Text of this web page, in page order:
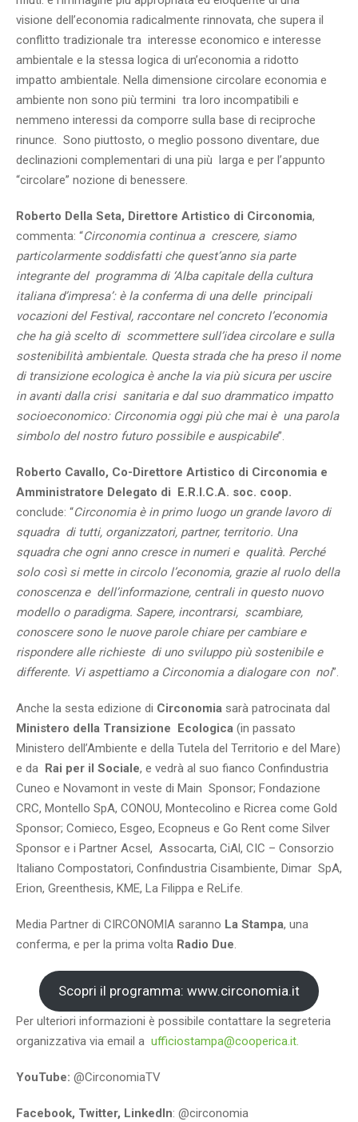
visione dell’economia radicalmente rinnovata, che supera il
conflitto tradizionale tra interesse economico e interesse
ambientale e la stessa logica di un’economia a ridotto
impatto ambientale. Nella dimensione circolare economia e
ambiente non sono più termini tra loro incompatibili e
nemmeno interessi da comporre sulla base di reciproche
rinunce. Sono piuttosto, o meglio possono diventare, due
declinazioni complementari di una più larga e per l’appunto
“circolare” nozione di benessere.
Roberto Della Seta, Direttore Artistico di Circonomia,
commenta: “Circonomia continua a crescere, siamo
particolarmente soddisfatti che quest’anno sia parte
integrante del programma di ‘Alba capitale della cultura
italiana d’impresa’: è la conferma di una delle principali
vocazioni del Festival, raccontare nel concreto l’economia
che ha già scelto di scommettere sull’idea circolare e sulla
sostenibilità ambientale. Questa strada che ha preso il nome
di transizione ecologica è anche la via più sicura per uscire
in avanti dalla crisi sanitaria e dal suo drammatico impatto
socioeconomico: Circonomia oggi più che mai è una parola
simbolo del nostro futuro possibile e auspicabile”.
Roberto Cavallo, Co-Direttore Artistico di Circonomia e
Amministratore Delegato di E.R.I.C.A. soc. coop.
conclude: “Circonomia è in primo luogo un grande lavoro di
squadra di tutti, organizzatori, partner, territorio. Una
squadra che ogni anno cresce in numeri e qualità. Perché
solo così si mette in circolo l’economia, grazie al ruolo della
conoscenza e dell’informazione, centrali in questo nuovo
modello o paradigma. Sapere, incontrarsi, scambiare,
conoscere sono le nuove parole chiare per cambiare e
rispondere alle richieste di uno sviluppo più sostenibile e
differente. Vi aspettiamo a Circonomia a dialogare con noi”.
Anche la sesta edizione di Circonomia sarà patrocinata dal
Ministero della Transizione Ecologica (in passato
Ministero dell’Ambiente e della Tutela del Territorio e del Mare)
e da Rai per il Sociale, e vedrà al suo fianco Confindustria
Cuneo e Novamont in veste di Main Sponsor; Fondazione
CRC, Montello SpA, CONOU, Montecolino e Ricrea come Gold
Sponsor; Comieco, Esgeo, Ecopneus e Go Rent come Silver
Sponsor e i Partner Acsel, Assocarta, CiAl, CIC – Consorzio
Italiano Compostatori, Confindustria Cisambiente, Dimar SpA,
Erion, Greenthesis, KME, La Filippa e ReLife.
Media Partner di CIRCONOMIA saranno La Stampa, una
conferma, e per la prima volta Radio Due.
Scopri il programma: www.circonomia.it
Per ulteriori informazioni è possibile contattare la segreteria
organizzativa via email a ufficiostampa@cooperica.it.
YouTube: @CirconomiaTV
Facebook, Twitter, LinkedIn: @circonomia